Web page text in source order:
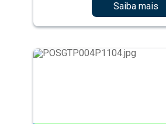
Saiba mais